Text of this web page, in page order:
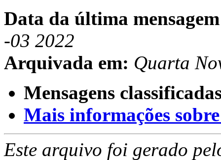
Data da última
-03 2022
Arquivada em: Quarta
Mensagens
Mais informações
Este arquivo foi gerado